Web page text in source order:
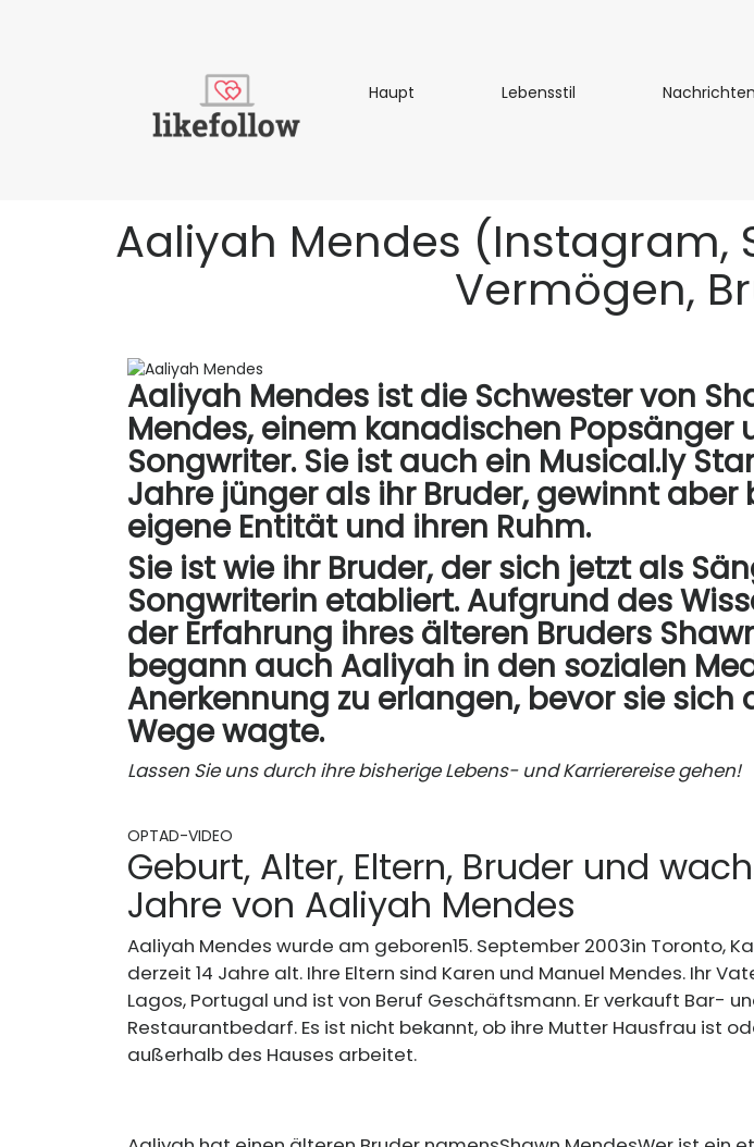
Haupt Lebensstil Nachrichten
Aaliyah Mendes (Instagram,
Vermögen,
Aaliyah Mendes ist die Schwester von
Mendes, einem kanadischen Popsänger
Songwriter. Sie ist auch ein Musical.ly
Jahre jünger als ihr Bruder, gewinnt aber
eigene Entität und ihren Ruhm.
Sie ist wie ihr Bruder, der sich jetzt als
Songwriterin etabliert. Aufgrund des
der Erfahrung ihres älteren Bruders
begann auch Aaliyah in den sozialen
Anerkennung zu erlangen, bevor sie sich
Wege wagte.
Lassen Sie uns durch ihre bisherige Lebens- und Karrierereise gehen!
OPTAD-VIDEO
Geburt, Alter, Eltern, Bruder und
Jahre von Aaliyah Mendes
Aaliyah Mendes wurde am geboren15. September 2003in Toronto,
derzeit 14 Jahre alt. Ihre Eltern sind Karen und Manuel Mendes. Ihr
Lagos, Portugal und ist von Beruf Geschäftsmann. Er verkauft Bar-
Restaurantbedarf. Es ist nicht bekannt, ob ihre Mutter Hausfrau ist
außerhalb des Hauses arbeitet.